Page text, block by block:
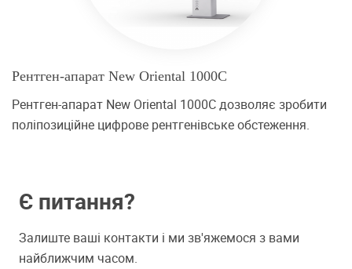
Рентген-апарат New Oriental 1000C
Рентген-апарат New Oriental 1000C дозволяє зробити
поліпозиційне цифрове рентгенівське обстеження.
Є питання?
Залиште ваші контакти і ми зв'яжемося з вами
найближчим часом.